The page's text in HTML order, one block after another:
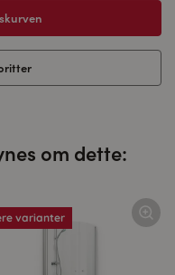
om dette:
varianter